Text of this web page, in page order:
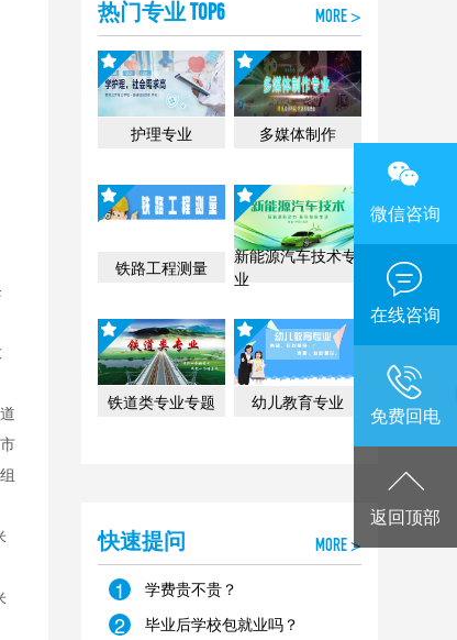
热门专业 TOP6 MORE >
护理专业 多媒体制作
铁路工程测量
新能源汽车技术专
业
铁道类专业专题 幼儿教育专业
快速提问 MORE >
1 学费贵不贵？
2 毕业后学校包就业吗？
微信咨询
在线咨询
免费回电
返回顶部